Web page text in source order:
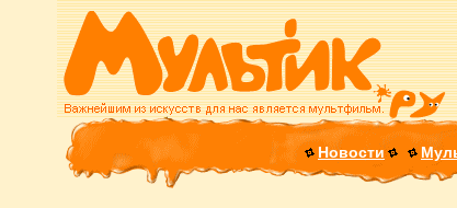
Новости